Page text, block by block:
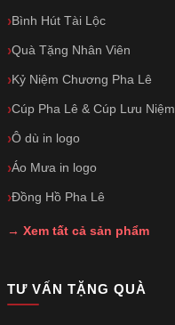
Bình Hút Tài Lộc
Quà Tặng Nhân Viên
Kỷ Niệm Chương Pha Lê
Cúp Pha Lê & Cúp Lưu Niệm
Ô dù in logo
Áo Mưa in logo
Đồng Hồ Pha Lê
→ Xem tất cả sản phẩm
TƯ VẤN TẶNG QUÀ